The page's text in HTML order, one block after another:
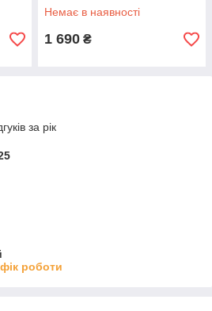
Немає в наявності
1 690 ₴
за рік
роботи